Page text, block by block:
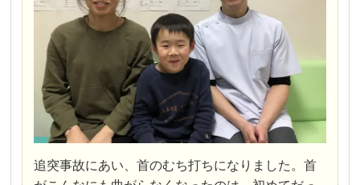
追突事故にあい、首のむち打ちになりました。首